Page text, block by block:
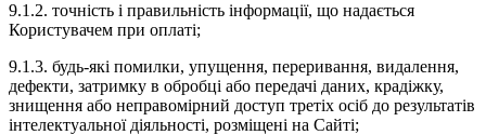
9.1.2. точність і правильність інформації, що надається
Користувачем при оплаті;
9.1.3. будь-які помилки, упущення, переривання, видалення,
дефекти, затримку в обробці або передачі даних, крадіжку,
знищення або неправомірний доступ третіх осіб до результатів
інтелектуальної діяльності, розміщені на Сайті;